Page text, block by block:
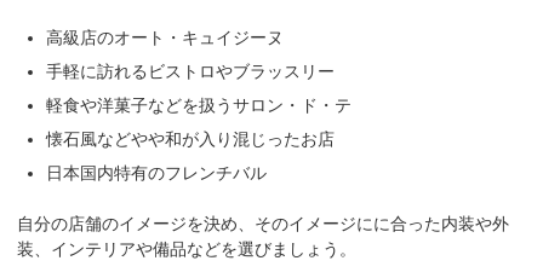
高級店のオート・キュイジーヌ
手軽に訪れるビストロやブラッスリー
軽食や洋菓子などを扱うサロン・ド・テ
懐石風などやや和が入り混じったお店
日本国内特有のフレンチバル
自分の店舗のイメージを決め、そのイメージにに合った内装や外
装、インテリアや備品などを選びましょう。